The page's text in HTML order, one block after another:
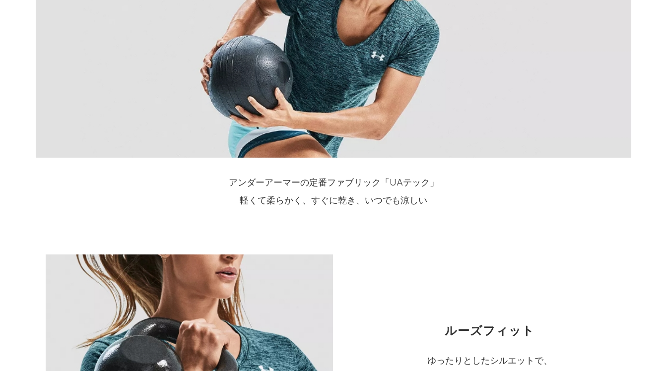
アンダーアーマーの定番ファブリック「UAテック」
軽くて柔らかく、すぐに乾き、いつでも涼しい
ルーズフィット
ゆったりとしたシルエットで、